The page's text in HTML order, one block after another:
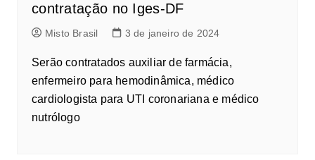
contratação no Iges-DF
Misto Brasil 3 de janeiro de 2024
Serão contratados auxiliar de farmácia,
enfermeiro para hemodinâmica, médico
cardiologista para UTI coronariana e médico
nutrólogo